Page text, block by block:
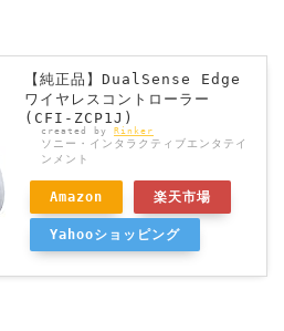
【純正品】DualSense Edge
ワイヤレスコントローラー
(CFI-ZCP1J)
created by Rinker
ソニー・インタラクティブエンタテイ
ンメント
Amazon 楽天市場
Yahooショッピング